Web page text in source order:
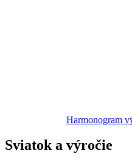
Harmonogram
Sviatok a výročie